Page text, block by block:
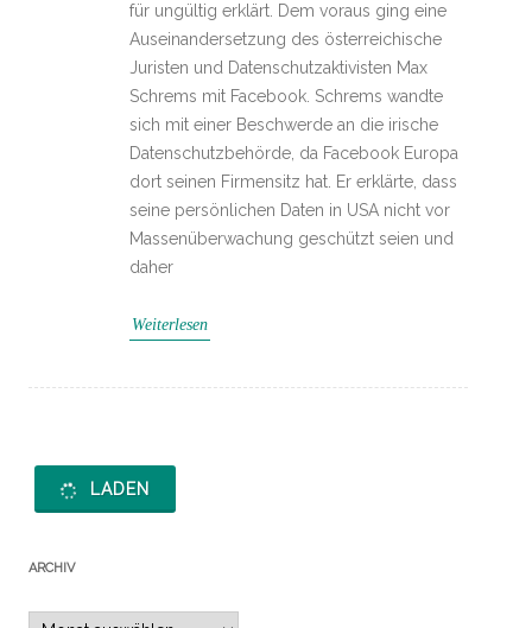
für ungültig erklärt. Dem voraus ging eine
Auseinandersetzung des österreichische
Juristen und Datenschutzaktivisten Max
Schrems mit Facebook. Schrems wandte
sich mit einer Beschwerde an die irische
Datenschutzbehörde, da Facebook Europa
dort seinen Firmensitz hat. Er erklärte, dass
seine persönlichen Daten in USA nicht vor
Massenüberwachung geschützt seien und
daher
Weiterlesen
LADEN
ARCHIV